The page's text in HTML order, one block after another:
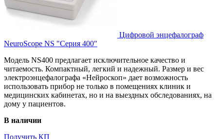
Цифровой энцефалограф
NeuroScope NS "Серия 400"
Модель NS400 предлагает исключительное качество и
читаемость. Компактный, легкий и надежный. Размер и вес
электроэнцефалографа «Нейроскоп» дает возможность
использовать прибор не только в помещениях клиник и
медицинских кабинетах, но и на выездных обследованиях, на
дому у пациентов.
В наличии
Получить КП